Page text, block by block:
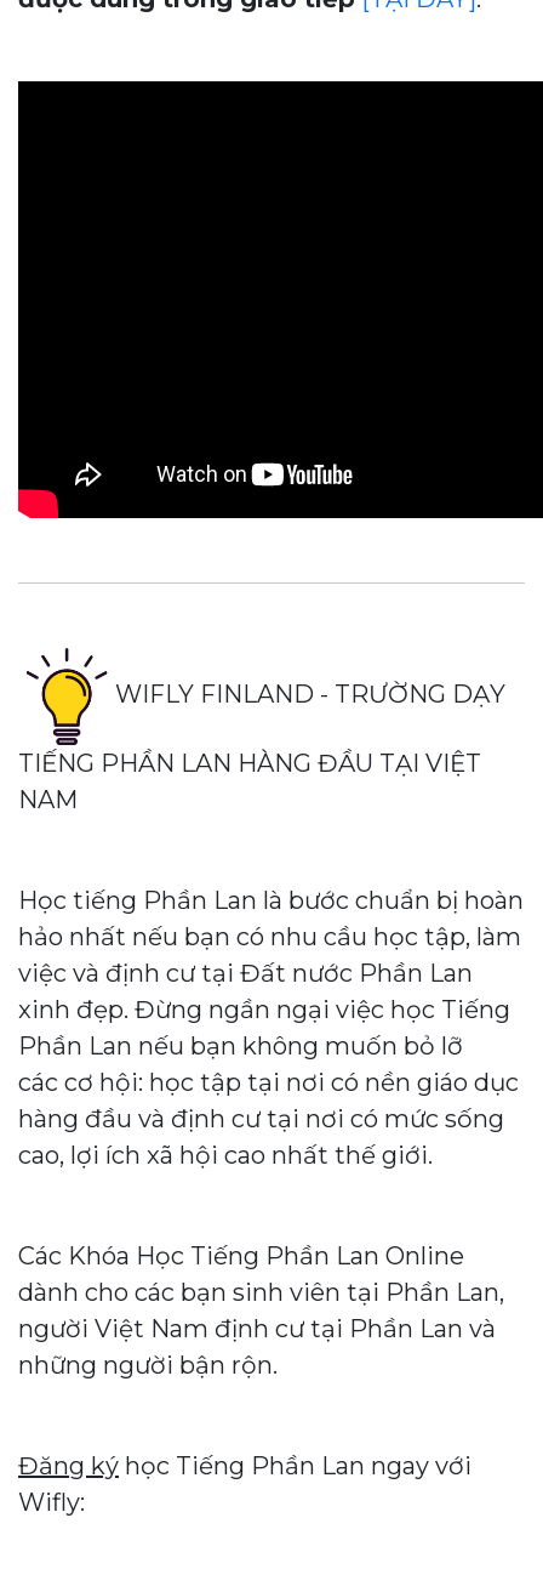
WIFLY FINLAND - TRƯỜNG DẠY
TIẾNG PHẦN LAN HÀNG ĐẦU TẠI VIỆT
NAM
Học tiếng Phần Lan là bước chuẩn bị hoàn
hảo nhất nếu bạn có nhu cầu học tập, làm
việc và định cư tại Đất nước Phần Lan
xinh đẹp. Đừng ngần ngại việc học Tiếng
Phần Lan nếu bạn không muốn bỏ lỡ
các cơ hội: học tập tại nơi có nền giáo dục
hàng đầu và định cư tại nơi có mức sống
cao, lợi ích xã hội cao nhất thế giới.
Các Khóa Học Tiếng Phần Lan Online
dành cho các bạn sinh viên tại Phần Lan,
người Việt Nam định cư tại Phần Lan và
những người bận rộn.
Đăng ký học Tiếng Phần Lan ngay với
Wifly: